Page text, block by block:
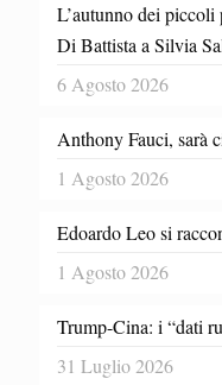
L’autunno dei
Di Battista a Silvia
6 Agosto 2026
Anthony Fauci, sarà
1 Agosto 2026
Edoardo Leo si
1 Agosto 2026
Trump-Cina: i “dati
31 Luglio 2026